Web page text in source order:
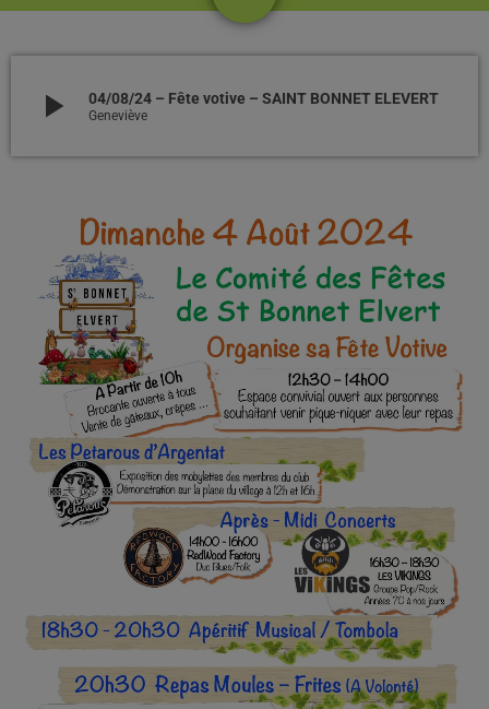
play_arrow 04/08/24 – Fête votive – SAINT BONNET ELEVERT
Geneviève